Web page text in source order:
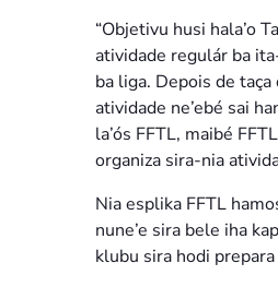
“Objetivu husi hala’o
atividade regulár ba
ba liga. Depois de
atividade ne’ebé sai
la’ós FFTL, maibé
organiza sira-nia
Nia esplika FFTL
nune’e sira bele iha
klubu sira hodi